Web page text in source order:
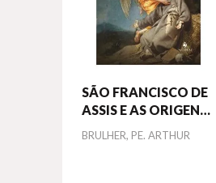
SÃO FRANCISCO DE
ASSIS E AS ORIGENS
DA QUARESMA DE
SÃO MIGUEL
Autor
BRULHER, PE. ARTHUR